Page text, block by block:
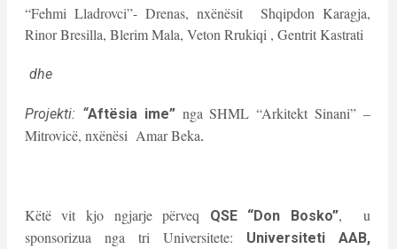
“Fehmi Lladrovci”- Drenas, nxënësit Shqipdon Karagja,
Rinor Bresilla, Blerim Mala, Veton Rrukiqi , Gentrit Kastrati
dhe
Projekti: “Aftësia ime”nga SHML “Arkitekt Sinani” –
Mitrovicë, nxënësi Amar Beka.
Këtë vit kjo ngjarje përveq QSE “Don Bosko”, u
sponsorizua nga tri Universitete:
Universiteti AAB,